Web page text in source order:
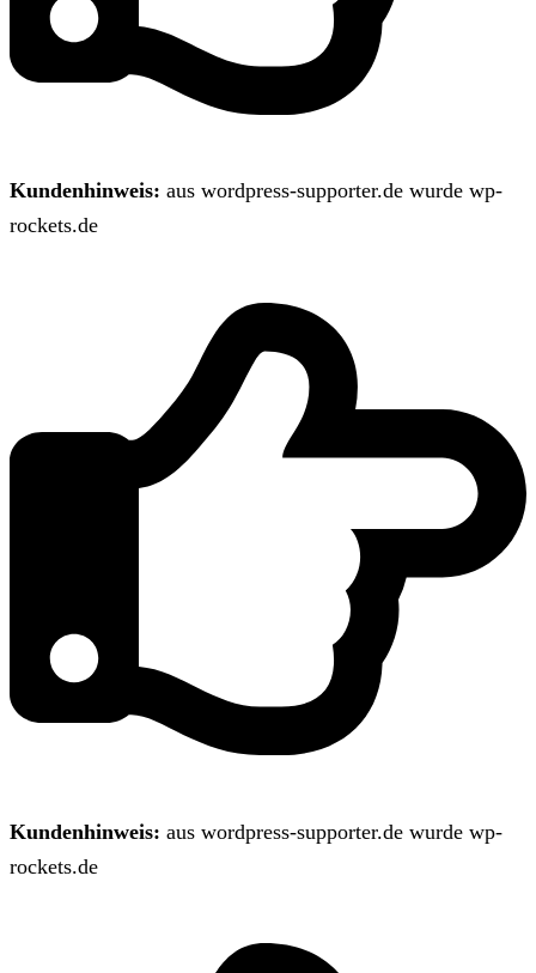
Kundenhinweis: aus wordpress-supporter.de wurde wp-
rockets.de
Kundenhinweis: aus wordpress-supporter.de wurde wp-
rockets.de